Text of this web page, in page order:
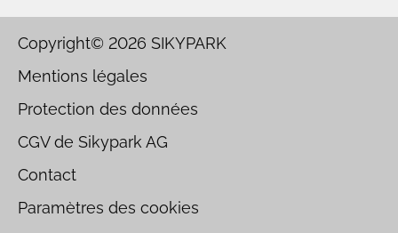
Copyright© 2026 SIKYPARK
Mentions légales
Protection des données
CGV de Sikypark AG
Contact
Paramètres des cookies